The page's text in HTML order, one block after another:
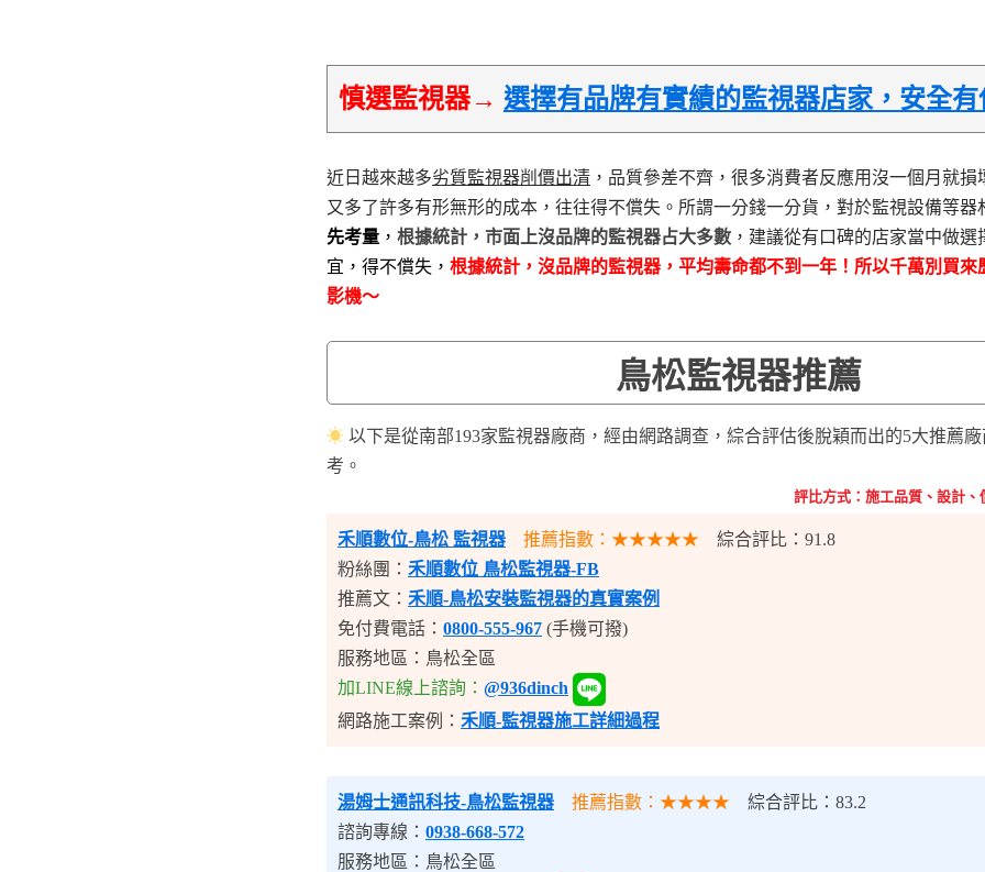
慎選監視器→ 選擇有品牌有實績的監視器店家，安全有
近日越來越多劣質監視器削價出清 ，品質參差不齊，很多消費者反應用沒一個月就
又多了許多有形無形的成本，往往得不償失。所謂一分錢一分貨，對於監視設備等器
先考量 ， 根據統計，市面上沒品牌的監視器占大多數 ，建議從有口碑的店家當中做選
宜，得不償失， 根據統計，沒品牌的監視器，平均壽命都不到一年！所以千萬別買來
影機～
鳥松監視器推薦
☀ 以下是從南部193家監視器廠商，經由網路調查，綜合評估後脫穎而出的5大推薦
考。
評比方式：施工品質、設計
禾順數位-鳥松 監視器 推薦指數：★★★★★
綜合評比：91.8
粉絲團： 禾順數位 鳥松監視器-FB
推薦文： 禾順-鳥松安裝監視器的真實案例
免付費電話： 0800-555-967 (手機可撥)
服務地區：鳥松全區
加LINE線上諮詢： @936dinch
網路施工案例： 禾順-監視器施工詳細過程
湯姆士通訊科技-鳥松監視器 推薦指數：★★★★ 綜合評比：83.2
諮詢專線： 0938-668-572
服務地區：鳥松全區